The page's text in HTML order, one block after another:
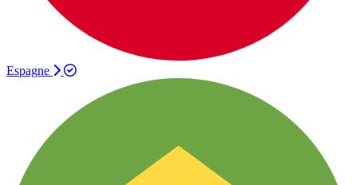
Espagne